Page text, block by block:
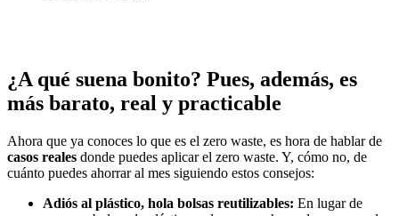
¿A qué suena bonito? Pues, además, es
más barato, real y practicable
Ahora que ya conoces lo que es el zero waste, es hora de hablar de
casos reales donde puedes aplicar el zero waste. Y, cómo no, de
cuánto puedes ahorrar al mes siguiendo estos consejos:
Adiós al plástico, hola bolsas reutilizables: En lugar de